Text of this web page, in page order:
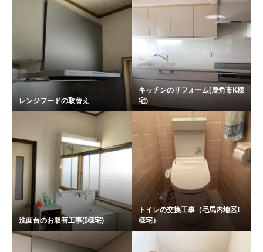
レンジフードの取替え
キッチンのリフォーム(鹿角市K様
宅)
洗面台のお取替工事(I様宅)
トイレの交換工事（毛馬内地区I
様宅）